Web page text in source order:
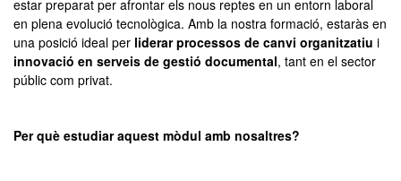
estar preparat per afrontar els nous reptes en un entorn laboral
en plena evolució tecnològica. Amb la nostra formació, estaràs en
una posició ideal per liderar processos de canvi organitzatiu i
innovació en serveis de gestió documental, tant en el sector
públic com privat.
Per què estudiar aquest mòdul amb nosaltres?